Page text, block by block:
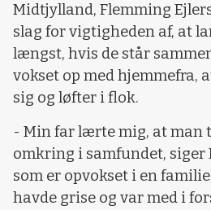
Midtjylland, Flemming
slag for vigtigheden af, at
længst, hvis de står
vokset op med hjemmefra,
sig og løfter i flok.
- Min far lærte mig, at man
omkring i samfundet, siger
som er opvokset i en
havde grise og var med i